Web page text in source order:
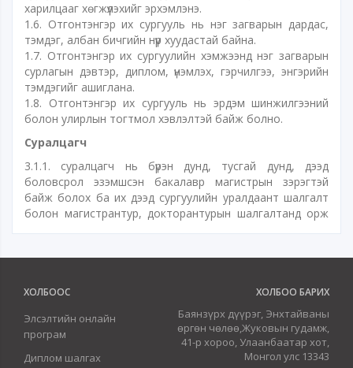
харилцааг хөгжүүлэхийг эрхэмлэнэ.
1.6. Отгонтэнгэр их сургууль нь нэг загварын дардас,
тэмдэг, албан бичгийн нүүр хуудастай байна.
1.7. Отгонтэнгэр их сургуулийн хэмжээнд нэг загварын
сурлагын дэвтэр, диплом, үнэмлэх, гэрчилгээ, энгэрийн
тэмдэгийг ашиглана.
1.8. Отгонтэнгэр их сургууль нь эрдэм шинжилгээний
болон улирлын тогтмол хэвлэлтэй байж болно.
Суралцагч
3.1.1. суралцагч нь бүрэн дунд, тусгай дунд, дээд
боловсрол эзэмшсэн бакалавр магистрын зэрэгтэй
байж болох ба их дээд сургуулийн уралдаант шалгалт
болон магистрантур, докторантурын шалгалтанд орж
эзэмших чадвартай бөгөөд сонирхолтой, сурах арга
харшлах ёс суртахууны болон бие бялдар, эрүүл мэндийн
3.1.2. суралцагч элсүүлэх, төгсгөх, сахилгын арга хэмжээ
авах, сургуулиас хөөх, чөлөө олгох, хасах, сургалтын
төлбөр хөнгөлөх, чөлөөлөх, сургууль шилжүүлэх, анги
ХОЛБООС
Элсэлтийн онлайн
програм
Диплом шалгах
ХОЛБОО БАРИХ
Баянзүрх дүүрэг, Энхтайваны
өргөн чөлөө,Жуковын гудамж,
41-р хороо, Улаанбаатар хот,
Монгол улс 13343